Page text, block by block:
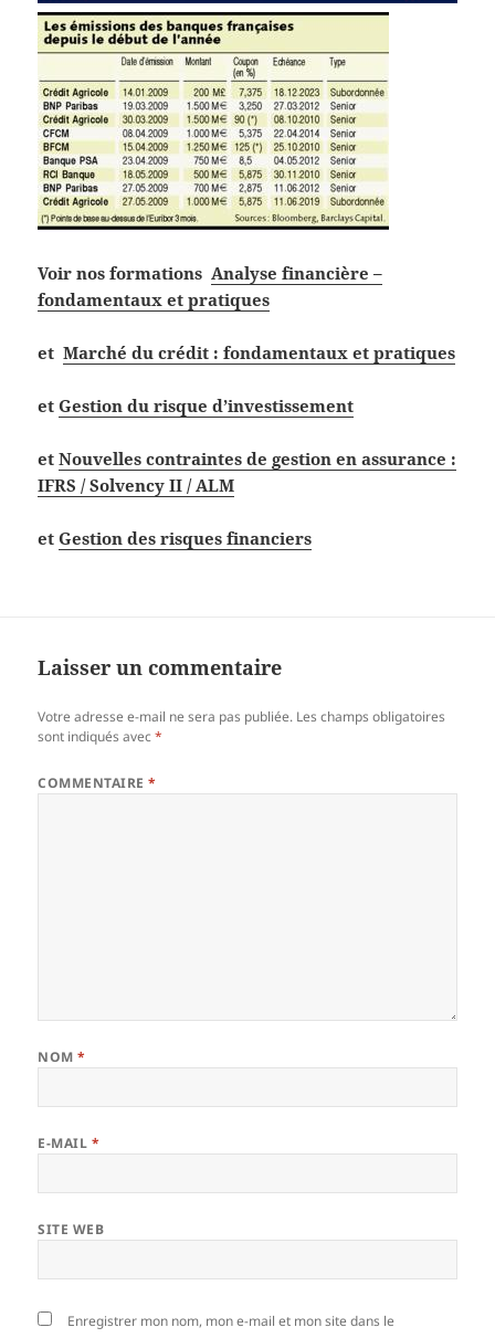
Voir nos formationsAnalyse financière –
fondamentaux et pratiques
etMarché du crédit : fondamentaux et pratiques
etGestion du risque d’investissement
etNouvelles contraintes de gestion en assurance :
IFRS / Solvency II / ALM
etGestion des risques financiers
Laisser un commentaire
Votre adresse e-mail ne sera pas publiée. Les champs obligatoires
sont indiqués avec*
COMMENTAIRE*
NOM*
E-MAIL *
SITE WEB
Enregistrer mon nom, mon e-mail et mon site dans le